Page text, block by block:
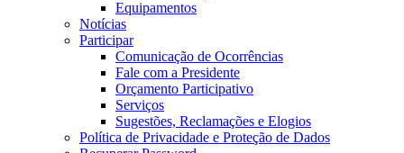
Equipamentos
Notícias
Participar
Comunicação de Ocorrências
Fale com a Presidente
Orçamento Participativo
Serviços
Sugestões, Reclamações e Elogios
Política de Privacidade e Proteção de Dados